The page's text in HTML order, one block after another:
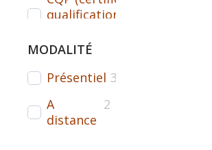
qualification
Formation courte /
perfectionnement
VAE
Certiphyto /
MODALITÉ
Présentiel 3
A
distance
2